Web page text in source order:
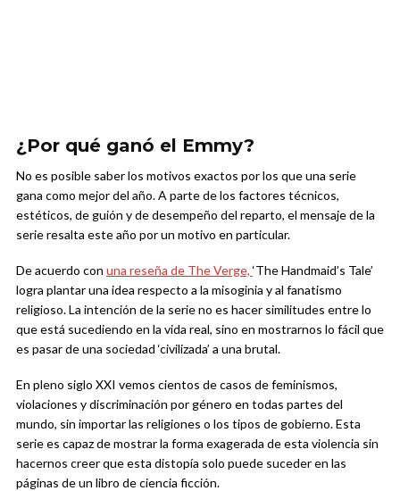
¿Por qué ganó el Emmy?
No es posible saber los motivos exactos por los que una serie
gana como mejor del año. A parte de los factores técnicos,
estéticos, de guión y de desempeño del reparto, el mensaje de la
serie resalta este año por un motivo en particular.
De acuerdo con una reseña de The Verge, ‘The Handmaid’s Tale’
logra plantar una idea respecto a la misoginia y al fanatismo
religioso. La intención de la serie no es hacer similitudes entre lo
que está sucediendo en la vida real, sino en mostrarnos lo fácil que
es pasar de una sociedad ‘civilizada’ a una brutal.
En pleno siglo XXI vemos cientos de casos de feminismos,
violaciones y discriminación por género en todas partes del
mundo, sin importar las religiones o los tipos de gobierno. Esta
serie es capaz de mostrar la forma exagerada de esta violencia sin
hacernos creer que esta distopía solo puede suceder en las
páginas de un libro de ciencia ficción.